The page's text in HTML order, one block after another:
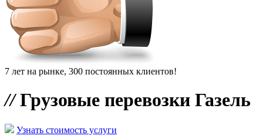
7 лет на рынке, 300 постоянных клиентов!
//Грузовые перевозки Газель
Узнать стоимость услуги